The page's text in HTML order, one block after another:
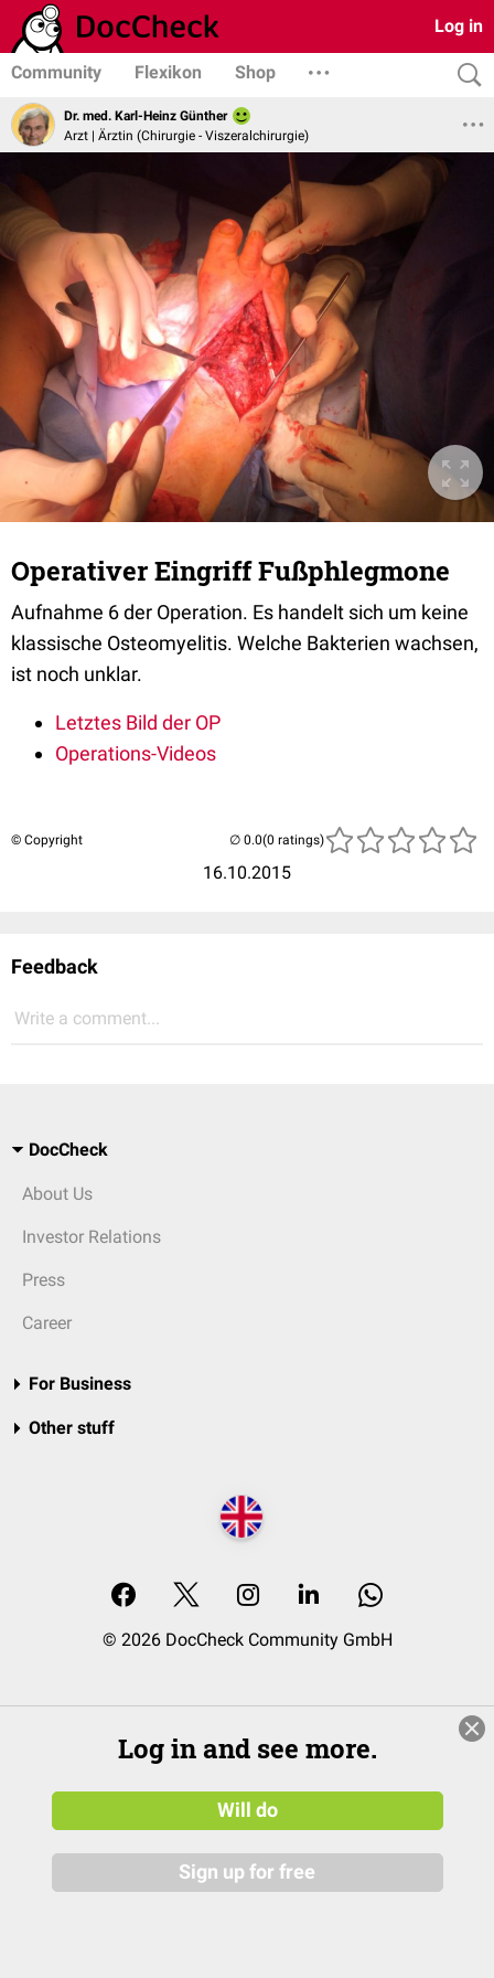
Log in
Community Flexikon Shop
Dr. med. Karl-Heinz Günther
Arzt | Ärztin (Chirurgie - Viszeralchirurgie)
Operativer Eingriff Fußphlegmone
Aufnahme 6 der Operation. Es handelt sich um keine
klassische Osteomyelitis. Welche Bakterien wachsen,
ist noch unklar.
Letztes Bild der OP
Operations-Videos
© Copyright
16.10.2015
(0 ratings)
Feedback
Write a comment...
DocCheck
About Us
Investor Relations
Press
Career
For Business
Other stuff
© 2026 DocCheck Community GmbH
Log in and see more.
Will do
Sign up for free